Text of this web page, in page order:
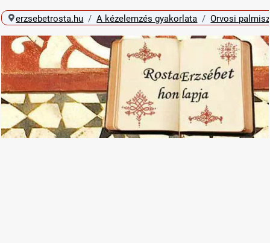
erzsebetrosta.hu A kézelemzés gyakorlata Orvosi